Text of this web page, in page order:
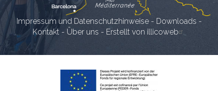
Impressum und Datenschutzhinweise- Downloads -
Kontakt - Über uns - Erstellt von illicoweb